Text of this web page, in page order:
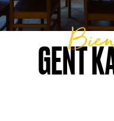
GENT